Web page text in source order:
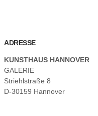
ADRESSE
KUNSTHAUS HANNOVER
GALERIE
Striehlstraße 8
D-30159 Hannover